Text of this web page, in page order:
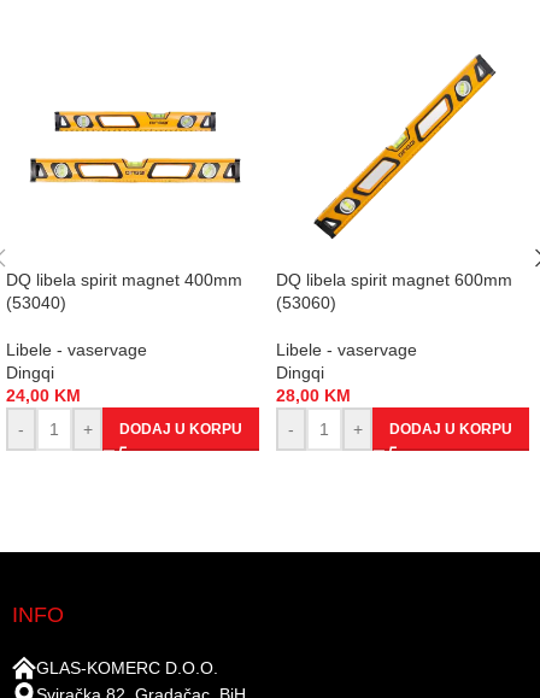
DQ libela spirit magnet 400mm
(53040)
Libele - vaservage
Dingqi
24,00 KM
-
+ DODAJ U KORPU
DQ libela spirit magnet 600mm
(53060)
Libele - vaservage
Dingqi
28,00 KM
-
+ DODAJ U KORPU
INFO
GLAS-KOMERC D.O.O.